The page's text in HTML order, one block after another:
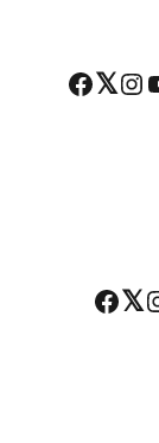
Facebook Twitter Instagram
Facebook Twitter